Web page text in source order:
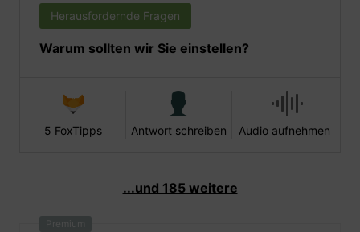
Herausfordernde Fragen
Warum sollten wir Sie einstellen?
5 FoxTipps Antwort schreiben Audio aufnehmen
...und 185 weitere
Premium